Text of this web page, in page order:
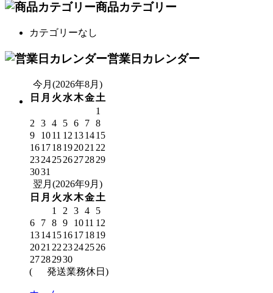
商品カテゴリー
カテゴリーなし
営業日カレンダー
今月(2026年8月)
日 月 火 水木金土
1
2
3 4 5 6 7 8
9
1011 12 131415
161718192021 22
23242526272829
3031
翌月(2026年9月)
日 月 火 水木金土
1
2 3 4
5
6
7 8 9 1011 12
13141516171819
2021 22 23242526
27282930
(
発送業務休日)